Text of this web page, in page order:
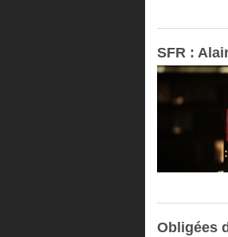
SFR :
Obligées